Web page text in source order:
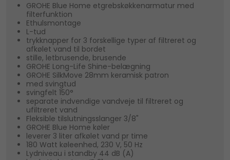
GROHE Blue Home etgrebskøkkenarmatur med
filterfunktion
Ethulsmontage
L-tud
trykknapper for 3 forskellige typer af filtreret og
afkølet vand til bordet
stille, letbrusende, brusende
GROHE Long-Life Shine-belægning
GROHE SilkMove 28mm keramisk patron
med svingtud
svingfelt 150°
separate indvendige vandveje til filtreret og
ufiltreret vand
Fleksible tilslutningsslanger 3/8"
GROHE Blue Home køler
leverer 3 liter afkølet vand pr time
180 Watt køleenhed, 230 V, 50 Hz
Lydniveau i standby 44 dB (A)